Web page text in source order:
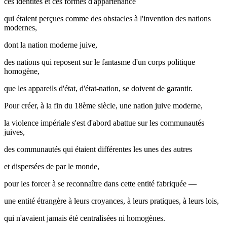
qui étaient perçues comme des obstacles à l'invention des nations
modernes,
dont la nation moderne juive,
des nations qui reposent sur le fantasme d'un corps politique
homogène,
que les appareils d'état, d'état-nation, se doivent de garantir.
Pour créer, à la fin du 18ème siècle, une nation juive moderne,
la violence impériale s'est d'abord abattue sur les communautés
juives,
des communautés qui étaient différentes les unes des autres
et dispersées de par le monde,
pour les forcer à se reconnaître dans cette entité fabriquée —
une entité étrangère à leurs croyances, à leurs pratiques, à leurs lois,
qui n'avaient jamais été centralisées ni homogènes.